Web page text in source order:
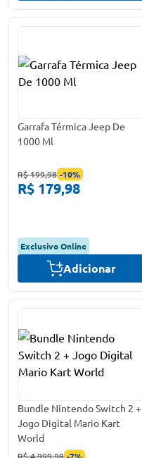
Garrafa Térmica Jeep De
1000 Ml
R$ 199,98 -10%
R$ 179,98
Exclusivo Online
Adicionar
Bundle Nintendo Switch 2 +
Jogo Digital Mario Kart
World